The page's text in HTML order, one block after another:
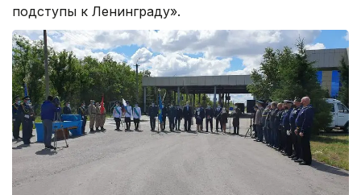
подступы к Ленинграду».